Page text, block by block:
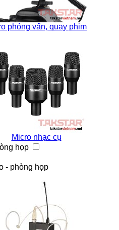
phỏng vấn, quay phim
Micro nhạc cụ
họp
- phòng họp